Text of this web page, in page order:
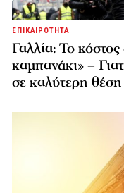
ΕΠΙΚΑΙΡΟΤΗΤΑ
Γαλλία: Το
καμπανάκι» –
σε καλύτερη θέση